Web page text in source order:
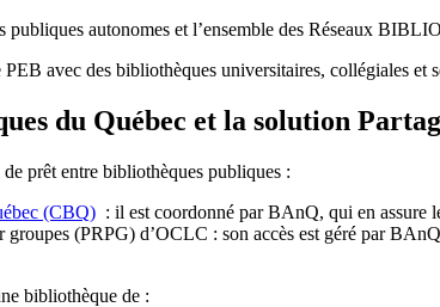
publiques autonomes et l’ensemble des Réseaux
avec des bibliothèques universitaires, collégiales et
du Québec et la solution
prêt entre bibliothèques publiques :
(CBQ) : il est coordonné par BAnQ, qui en assure
groupes (PRPG) d’OCLC : son accès est géré par
bibliothèque de :